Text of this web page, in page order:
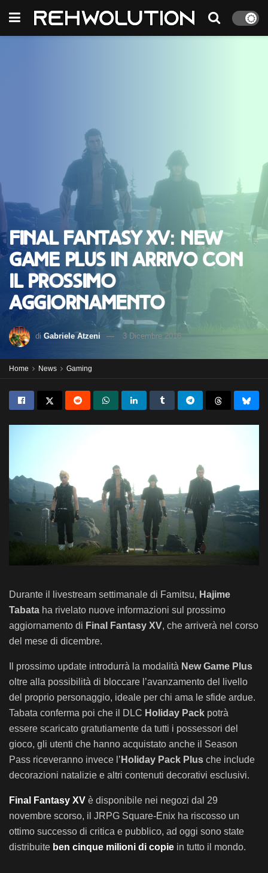
Final Fantasy XV: New
Game Plus in arrivo con
il prossimo
aggiornamento
di Gabriele Atzeni 3 Dicembre 2016
Home News Gaming
Durante il livestream settimanale di Famitsu, Hajime
Tabata ha rivelato nuove informazioni sul prossimo
aggiornamento di Final Fantasy XV, che arriverà nel corso
del mese di dicembre.
Il prossimo update introdurrà la modalità New Game Plus
oltre alla possibilità di bloccare l’avanzamento del livello
del proprio personaggio, ideale per chi ama le sfide ardue.
Tabata conferma poi che il DLC Holiday Pack potrà
essere scaricato gratutiamente da tutti i possessori del
gioco, gli utenti che hanno acquistato anche il Season
Pass riceveranno invece l’ Holiday Pack Plus che include
decorazioni natalizie e altri contenuti decorativi esclusivi.
Final Fantasy XV è disponibile nei negozi dal 29
novembre scorso, il JRPG Square-Enix ha riscosso un
ottimo successo di critica e pubblico, ad oggi sono state
distribuite ben cinque milioni di copie in tutto il mondo.